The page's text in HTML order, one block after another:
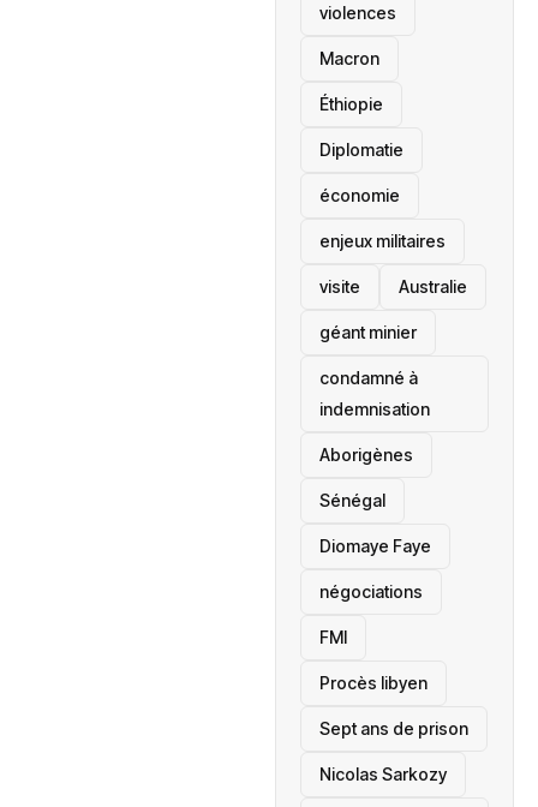
violences
Macron
Éthiopie
Diplomatie
économie
enjeux militaires
visite ‎Australie
géant minier
condamné à
indemnisation
Aborigènes
Sénégal
Diomaye Faye
négociations
FMI
Procès libyen
Sept ans de prison
Nicolas Sarkozy